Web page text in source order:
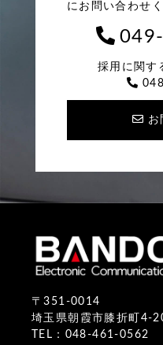
にお問い合わせ
採用に関す
お
〒351-0014
埼玉県朝霞市膝折町4-
TEL：048-461-0562